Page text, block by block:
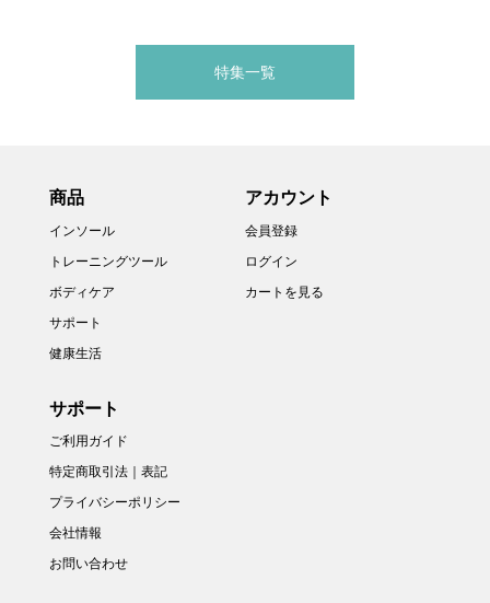
特集一覧
商品
インソール
トレーニングツール
ボディケア
サポート
健康生活
アカウント
会員登録
ログイン
カートを見る
サポート
ご利用ガイド
特定商取引法｜表記
プライバシーポリシー
会社情報
お問い合わせ